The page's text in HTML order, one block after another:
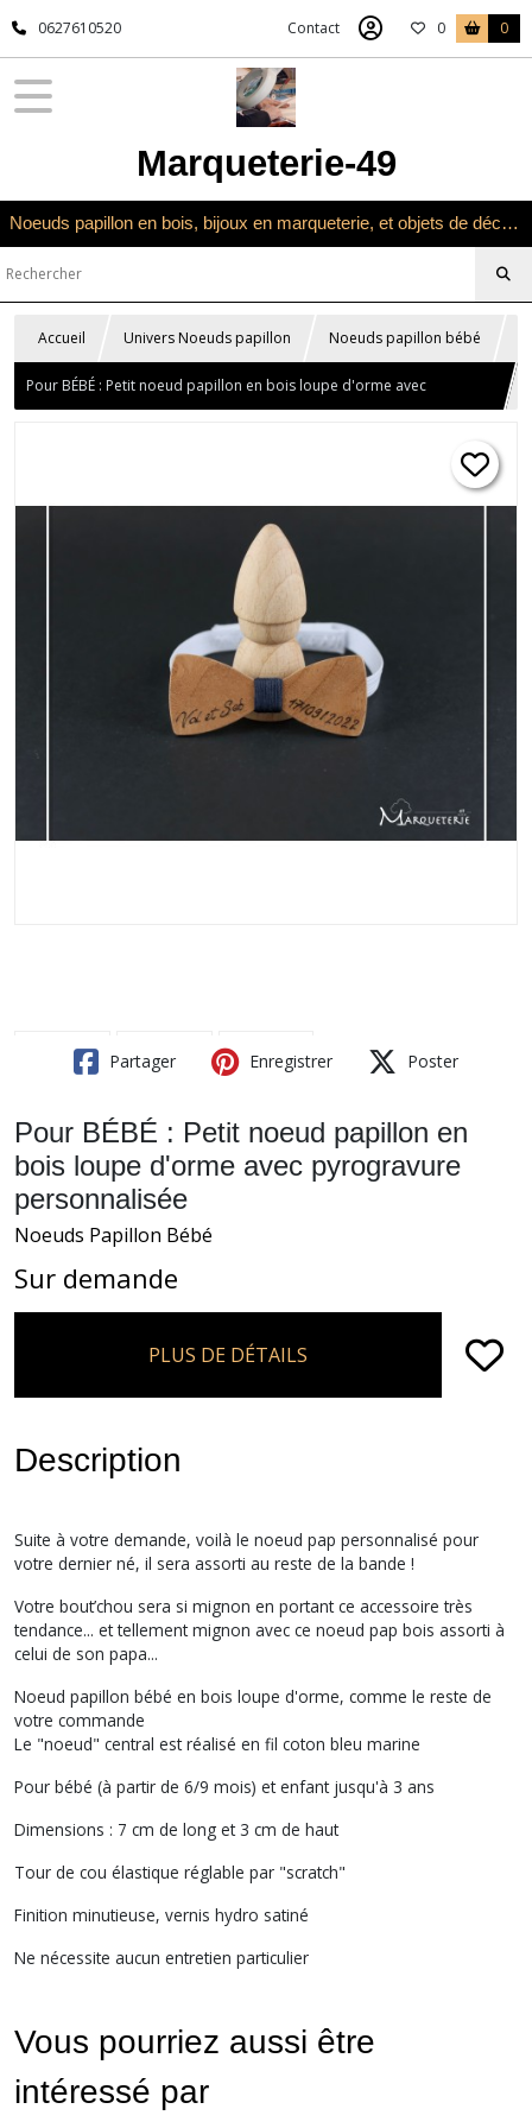
0627610520 Contact 0 0
Marqueterie-49
Noeuds papillon en bois, bijoux en marqueterie, et objets de décoration en marqueterie bois
Accueil Univers Noeuds papillon Noeuds papillon bébé
Pour BÉBÉ : Petit noeud papillon en bois loupe d'orme avec
Partager Enregistrer Poster
Pour BÉBÉ : Petit noeud papillon en
bois loupe d'orme avec pyrogravure
personnalisée
Noeuds Papillon Bébé
Sur demande
PLUS DE DÉTAILS
Description
Suite à votre demande, voilà le noeud pap personnalisé pour
votre dernier né, il sera assorti au reste de la bande !
Votre bout’chou sera si mignon en portant ce accessoire très
tendance... et tellement mignon avec ce noeud pap bois assorti à
celui de son papa...
Noeud papillon bébé en bois loupe d'orme, comme le reste de
votre commande
Le "noeud" central est réalisé en fil coton bleu marine
Pour bébé (à partir de 6/9 mois) et enfant jusqu'à 3 ans
Dimensions : 7 cm de long et 3 cm de haut
Tour de cou élastique réglable par "scratch"
Finition minutieuse, vernis hydro satiné
Ne nécessite aucun entretien particulier
Vous pourriez aussi être
intéressé par